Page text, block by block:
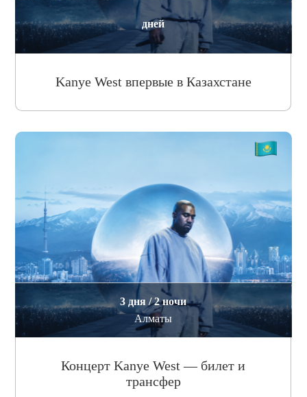
дней
Kanye West впервые в Казахстане
3 дня / 2 ночи
Алматы
Концерт Kanye West — билет и
трансфер